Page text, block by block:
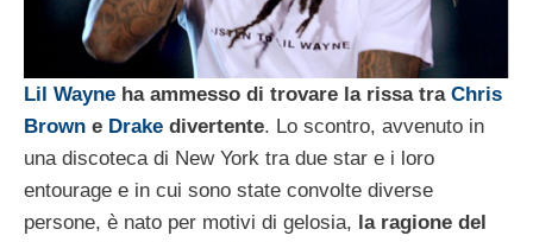
Lil Wayne ha ammesso di trovare la rissa tra Chris
Brown e Drake divertente. Lo scontro, avvenuto in
una discoteca di New York tra due star e i loro
entourage e in cui sono state convolte diverse
persone, è nato per motivi di gelosia, la ragione del